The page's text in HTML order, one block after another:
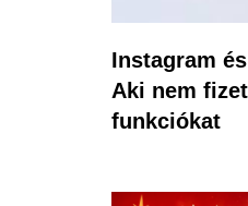
Instagram
Aki nem
funkciókat